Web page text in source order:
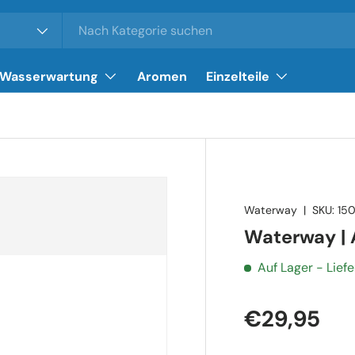
Wasserwartung Aromen Einzelteile
Waterway |SKU:
Waterway |
Auf Lager -
€29,95